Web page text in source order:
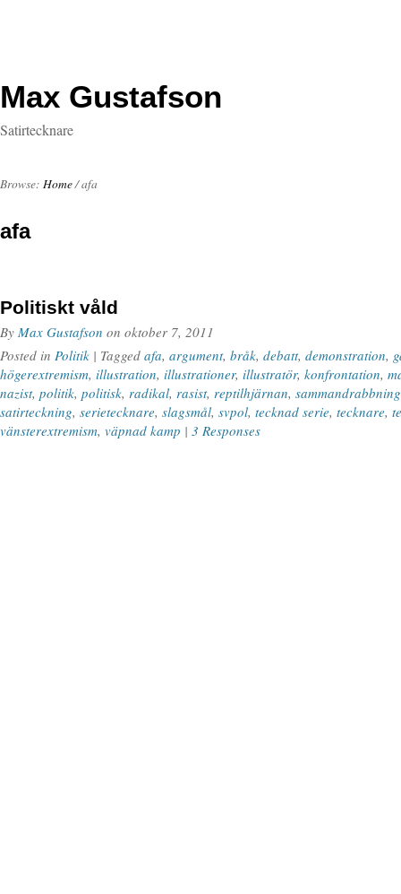
Max Gustafson
Satirtecknare
Browse: Home/afa
afa
Politiskt våld
By Max Gustafson on oktober 7, 2011
Posted in Politik | Tagged afa, argument, bråk, debatt, demonstration,
högerextremism, illustration, illustrationer, illustratör, konfrontation,
nazist, politik, politisk, radikal, rasist, reptilhjärnan, sammandrabbning
satirteckning, serietecknare, slagsmål, svpol, tecknad serie, tecknare,
vänsterextremism, väpnad kamp | 3 Responses